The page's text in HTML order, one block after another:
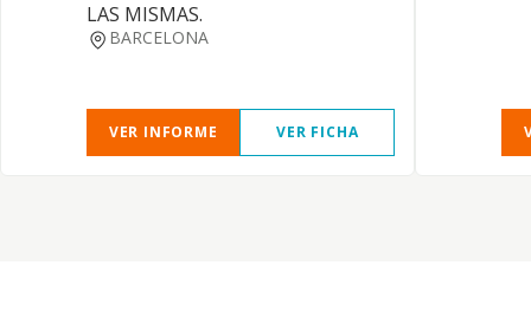
LAS MISMAS.
BARCELONA
VER INFORME VER FICHA